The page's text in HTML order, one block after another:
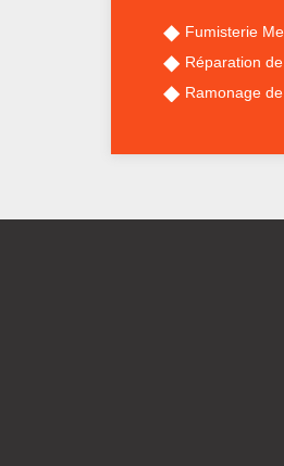
Fumisterie
Réparation
Ramonage